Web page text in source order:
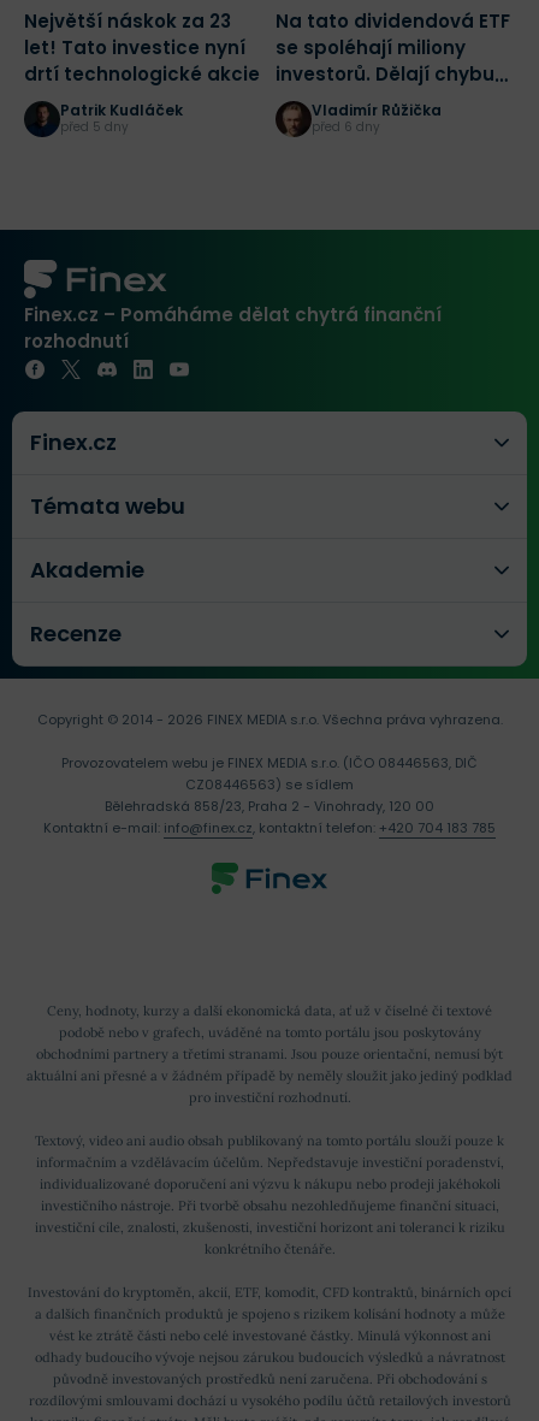
Největší náskok za 23
let! Tato investice nyní
drtí technologické akcie
Patrik Kudláček
před 5 dny
Na tato dividendová ETF
se spoléhají miliony
investorů. Dělají chybu?
Porovnali jsme jejich
výkonnost
Vladimír Růžička
před 6 dny
Finex.cz – Pomáháme dělat chytrá finanční
rozhodnutí
Finex.cz
Témata webu
Akademie
Recenze
Ceny, hodnoty, kurzy a další ekonomická data, ať už v číselné či textové
podobě nebo v grafech, uváděné na tomto portálu jsou poskytovány
obchodními partnery a třetími stranami. Jsou pouze orientační, nemusí být
aktuální ani přesné a v žádném případě by neměly sloužit jako jediný podklad
pro investiční rozhodnutí.
Textový, video ani audio obsah publikovaný na tomto portálu slouží pouze k
informačním a vzdělávacím účelům. Nepředstavuje investiční poradenství,
individualizované doporučení ani výzvu k nákupu nebo prodeji jakéhokoli
investičního nástroje. Při tvorbě obsahu nezohledňujeme finanční situaci,
investiční cíle, znalosti, zkušenosti, investiční horizont ani toleranci k riziku
konkrétního čtenáře.
Investování do kryptoměn, akcií, ETF, komodit, CFD kontraktů, binárních opcí
a dalších finančních produktů je spojeno s rizikem kolísání hodnoty a může
vést ke ztrátě části nebo celé investované částky. Minulá výkonnost ani
odhady budoucího vývoje nejsou zárukou budoucích výsledků a návratnost
původně investovaných prostředků není zaručena. Při obchodování s
rozdílovými smlouvami dochází u vysokého podílu účtů retailových investorů
Copyright © 2014 - 2026 FINEX MEDIA s.r.o.Všechna práva vyhrazena.
Provozovatelem webu je FINEX MEDIA s.r.o. (IČO 08446563, DIČ
CZ08446563) se sídlem
Bělehradská 858/23, Praha 2 - Vinohrady, 120 00
Kontaktní e-mail: info@finex.cz, kontaktní telefon: +420 704 183 785